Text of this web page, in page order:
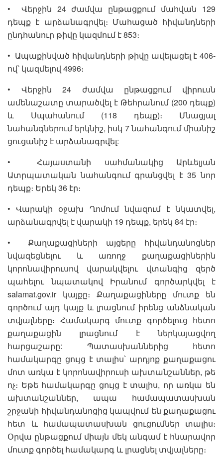
• Վերջին 24 ժամվա ընթացքում մահվան 129
դեպք է արձանագրվել։ Մահացած հիվանդների
ընդհանուր թիվը կազմում է 853։
• Ապաքինված հիվանդների թիվը ավելացել է 406-
ով՝ կազմելով 4996։
• Վերջին 24 ժամվա ընթացքում վիրուսն
ամենաշատը տարածվել է Թեհրանում (200 դեպք)
և Սպահանում (118 դեպք)։ Մնացյալ
նահանգներում երկնիշ, իսկ 7 նահանգում միանիշ
ցուցանիշ է արձանագրվել:
• Հայաստանի սահմանակից Արևելյան
Ատրպատական նահանգում գրանցվել է 35 նոր
դեպք։ Երեկ 36 էր։
• Վարակի օջախ Ղոմում նվազում է նկատվել,
արձանագրվել է վարակի 19 դեպք, երեկ 84 էր։
• Քաղաքացիների այցերը հիվանդանոցներ
նվազեցնելու և առողջ քաղաքացիներին
կորոնավիրուսով վարակվելու վտանգից զերծ
պահելու նպատակով Իրանում գործարկվել է
salamat.gov.ir կայքը։ Քաղաքացիները մուտք են
գործում այդ կայք և լրացնում իրենց անձնական
տվյալները։ Համակարգ մուտք գործելուց հետո
քաղաքացին լրացնում է ներկայացվող
հարցաշարը: Պատասխաններից հետո
համակարգը ցույց է տալիս՝ արդյոք քաղաքացու
մոտ առկա է կորոնավիրուսի ախտանշաններ, թե
ոչ։ Եթե համակարգը ցույց է տալիս, որ առկա են
ախտանշաններ, ապա համապատասխան
շրջանի հիվանդանոցից կապվում են քաղաքացու
հետ և համապատասխան ցուցումներ տալիս։
Օրվա ընթացքում միայն մեկ անգամ է հնարավոր
մուտք գործել համակարգ և լրացնել տվյալները։